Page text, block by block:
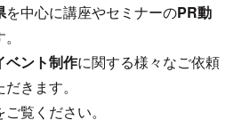
を中心に講座やセミナーのPR動
ベント制作に関する様々なご依頼
きます。
覧ください。